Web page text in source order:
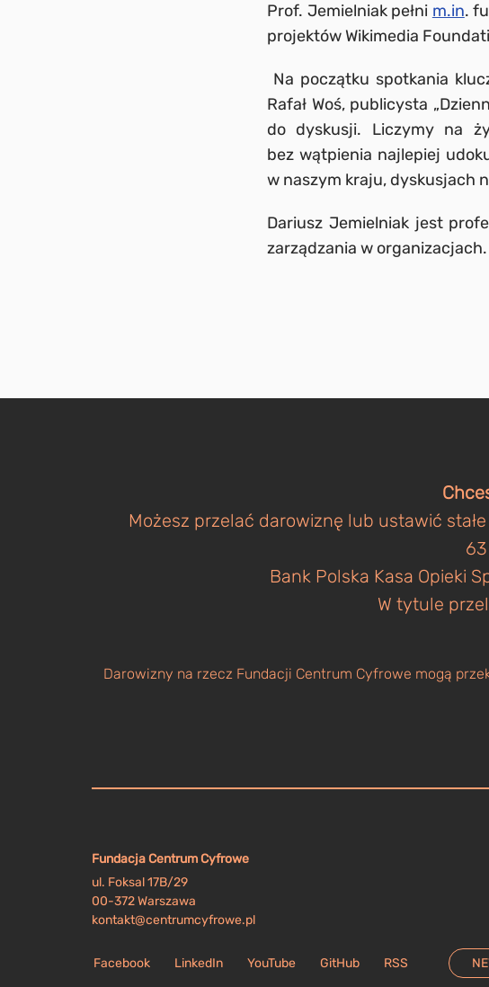
Prof. Jemielniak pełni m.in.
projektów Wikimedia
Na początku spotkania
Rafał Woś, publicysta
do dyskusji. Liczymy na
bez wątpienia najlepiej
w naszym kraju, dyskusjach
Dariusz Jemielniak jest
zarządzania w
Możesz przelać darowiznę lub ustawić
Bank Polska Kasa Opieki
W tytule
Darowizny na rzecz Fundacji Centrum Cyfrowe mogą
Fundacja Centrum Cyfrowe
ul. Foksal 17B/29
00-372 Warszawa
kontakt@centrumcyfrowe.pl
Facebook LinkedIn YouTube GitHub RSS